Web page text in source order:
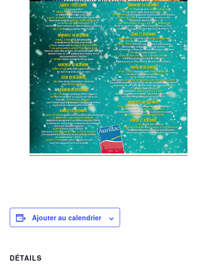
Ajouter au calendrier
DÉTAILS